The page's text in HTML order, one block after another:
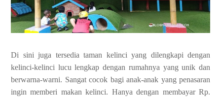
Di sini juga tersedia taman kelinci yang dilengkapi dengan
kelinci-kelinci lucu lengkap dengan rumahnya yang unik dan
berwarna-warni. Sangat cocok bagi anak-anak yang penasaran
ingin memberi makan kelinci. Hanya dengan membayar Rp.